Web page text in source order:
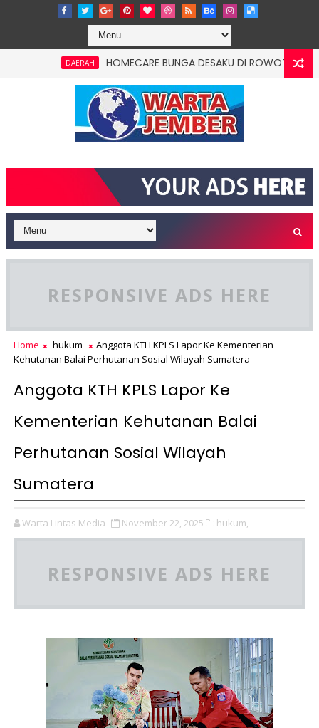
HOMECARE BUNGA DESAKU DI ROWOTAMTU:
RESPONSIVE ADS HERE
Home hukum
Anggota KTH KPLS Lapor Ke Kementerian
Kehutanan Balai Perhutanan Sosial Wilayah Sumatera
Anggota KTH KPLS Lapor Ke
Kementerian Kehutanan Balai
Perhutanan Sosial Wilayah
Sumatera
Warta Lintas Media November 22, 2025 hukum,
RESPONSIVE ADS HERE